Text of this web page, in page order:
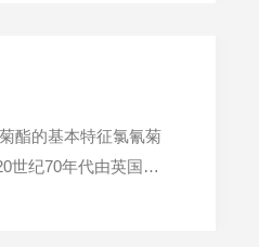
酯的基本特征氯氰菊
世纪70年代由英国帝